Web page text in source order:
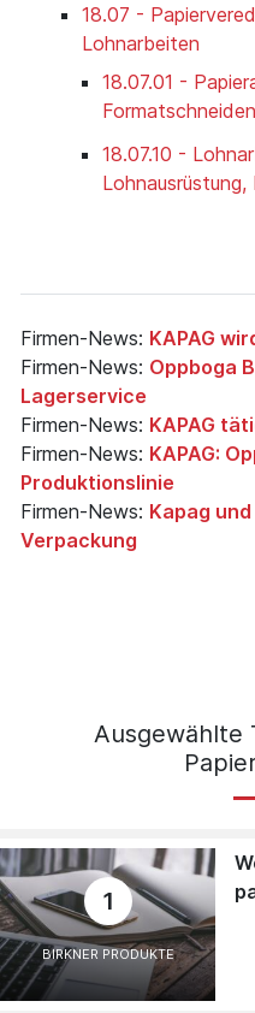
18.07 -
Lohnarbeiten
18.07.01 -
18.07.10 -
Lohnausrüstung,
Firmen-News: KAPAG
Firmen-News: Oppboga
Lagerservice
Firmen-News: KAPAG
Firmen-News: KAPAG:
Produktionslinie
Firmen-News: Kapag
Verpackung
Ausgewählte
1
BIRKNER PRODUKTE